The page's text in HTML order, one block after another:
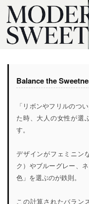
Balance the
「リボンやフリルのつ
た時、大人の女性が選
す。
デザインがフェミニン
ク）やブルーグレー、
色」を選ぶのが鉄則。
この計算されたバラン